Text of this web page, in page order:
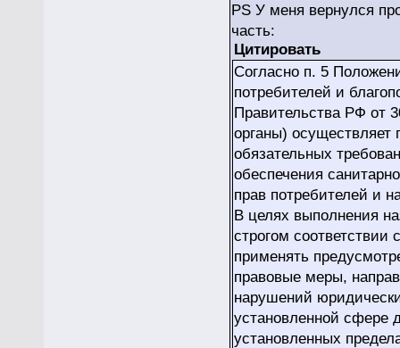
PS У меня вернулся
часть:
Цитировать
Согласно п. 5
потребителей и
Правительства РФ от
органы) осуществляет
обязательных
обеспечения
прав потребителей и
В целях выполнения
строгом
применять
правовые меры,
нарушений
установленной сфере
установленных